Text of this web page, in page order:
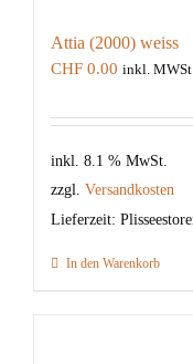
Attia (2000) weiss
CHF 0.00 inkl.
inkl. 8.1 % MwSt.
zzgl. Versandkosten
Lieferzeit:
In den Warenkorb